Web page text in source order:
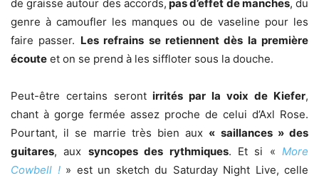
de graisse autour des accords, pas d’effet de manches, du
genre à camoufler les manques ou de vaseline pour les
faire passer. Les refrains se retiennent dès la première
écoute et on se prend à les siffloter sous la douche.
Peut-être certains seront irrités par la voix de Kiefer,
chant à gorge fermée assez proche de celui d’Axl Rose.
Pourtant, il se marrie très bien aux « saillances » des
guitares, aux syncopes des rythmiques. Et si « More
Cowbell !» est un sketch du Saturday Night Live, celle